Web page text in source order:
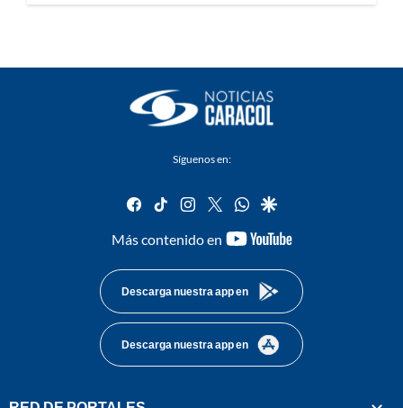
Síguenos en:
facebook
tiktok instagram
twitterwhatsapp
google
Más contenido en
youtube-
Descarga nuestra app en
Descarga nuestra app en